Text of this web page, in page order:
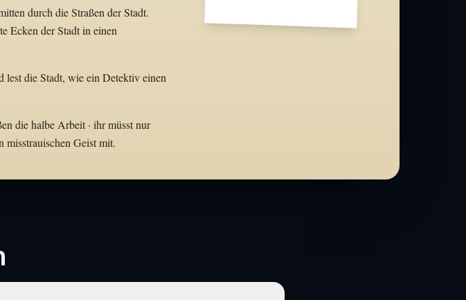
durch die Straßen der Stadt.
Ecken der Stadt in einen
lest die Stadt, wie ein Detektiv einen
die halbe Arbeit · ihr müsst nur
misstrauischen Geist mit.